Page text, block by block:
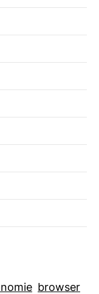
browser